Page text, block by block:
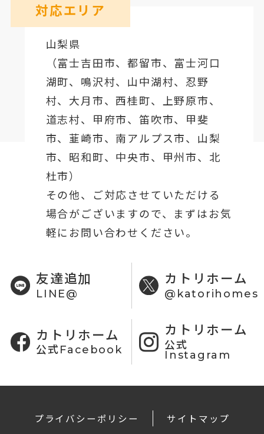
対応エリア
山梨県
（富士吉田市、都留市、 富士河口
湖町、鳴沢村、山中湖村、忍野
村、 大月市、西桂町、上野原市、
道志村、 甲府市、笛吹市、甲斐
市、韮崎市、南アルプス市、山梨
市、昭和町、中央市、甲州市、北
杜市）
その他、ご対応させていただける
場合がございますので、まずはお気
軽にお問い合わせください。
友達追加
LINE@
カトリホーム
@katorihomes
カトリホーム
公式Facebook
カトリホーム
公式
Instagram
プライバシーポリシー サイトマップ